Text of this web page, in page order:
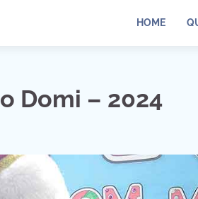
HOME
Domi – 2024